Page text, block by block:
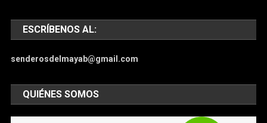
ESCRÍBENOS AL:
senderosdelmayab@gmail.com
QUIÉNES SOMOS